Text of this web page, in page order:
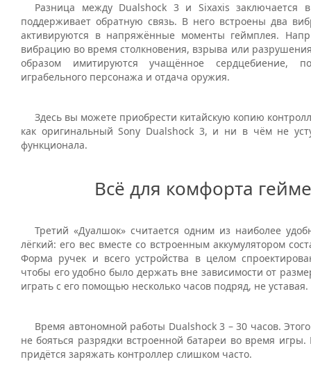
Разница между Dualshock 3 и Sixaxis заключается
поддерживает обратную связь. В него встроены два
активируются в напряжённые моменты геймплея.
вибрацию во время столкновения, взрыва или
образом имитируются учащённое сердцебиение,
играбельного персонажа и отдача оружия.
Здесь вы можете приобрести китайскую копию
как оригинальный Sony Dualshock 3, и ни в чём не
функционала.
Всё для комфорта
Третий «Дуалшок» считается одним из наиболее
лёгкий: его вес вместе со встроенным аккумулятором
Форма ручек и всего устройства в целом
чтобы его удобно было держать вне зависимости от
играть с его помощью несколько часов подряд, не уставая.
Время автономной работы Dualshock 3 – 30 часов.
не бояться разрядки встроенной батареи во время
придётся заряжать контроллер слишком часто.